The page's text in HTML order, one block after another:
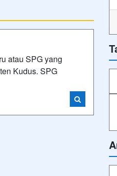
atau SPG yang
Kudus. SPG